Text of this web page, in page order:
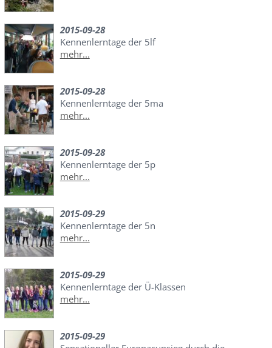
2015-09-28
Kennenlerntage der 5lf
mehr...
2015-09-28
Kennenlerntage der 5ma
mehr...
2015-09-28
Kennenlerntage der 5p
mehr...
2015-09-29
Kennenlerntage der 5n
mehr...
2015-09-29
Kennenlerntage der Ü-Klassen
mehr...
2015-09-29